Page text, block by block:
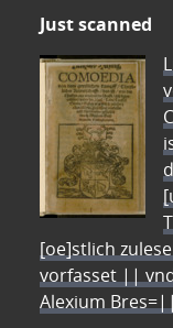
Just scanned
[oe]stlich
vorfasset ||
Alexium